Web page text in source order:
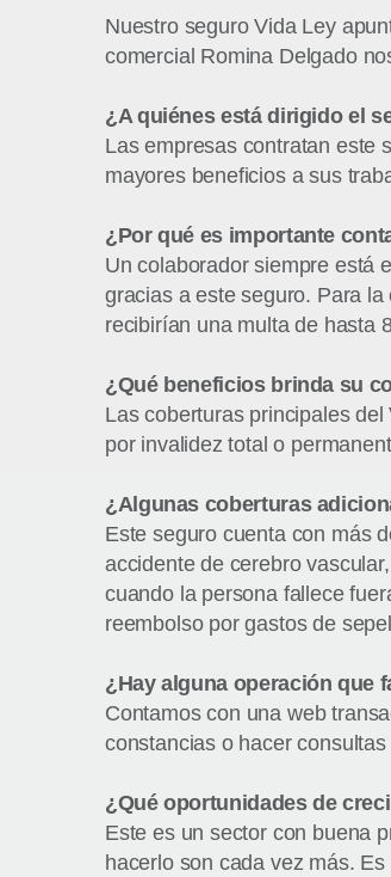
Nuestro seguro Vida Ley
comercial Romina Delgado
¿A quiénes está dirigido el
Las empresas contratan este
mayores beneficios a sus
¿Por qué es importante
Un colaborador siempre está
gracias a este seguro. Para
recibirían una multa de hasta
¿Qué beneficios brinda su
Las coberturas principales
por invalidez total o
¿Algunas coberturas
Este seguro cuenta con más
accidente de cerebro
cuando la persona fallece
reembolso por gastos de
¿Hay alguna operación que
Contamos con una web
constancias o hacer
¿Qué oportunidades de
Este es un sector con buena
hacerlo son cada vez más.